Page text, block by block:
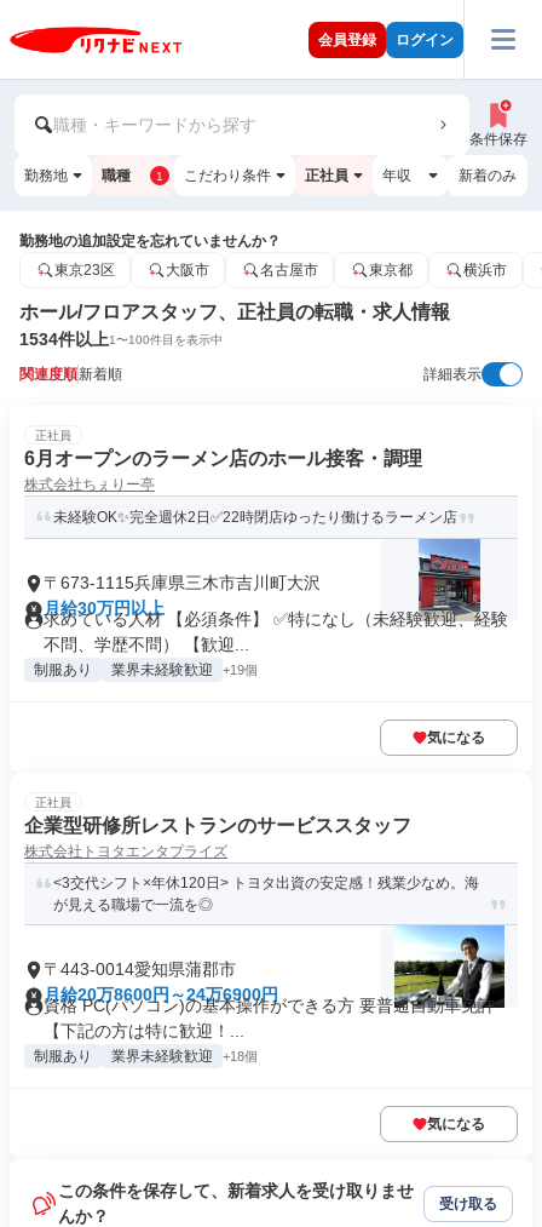
会員登録 ログイン
職種・キーワードから探す
条件保存
勤務地 職種 1 こだわり条件 正社員 年収 新着のみ
勤務地の追加設定を忘れていませんか？
東京23区
大阪市 名古屋市 東京都 横浜市
ホール/フロアスタッフ、正社員の転職・求人情報
1534件以上1〜100件目を表示中
関連度順新着順 詳細表示
正社員
6月オープンのラーメン店のホール接客・調理
株式会社ちぇりー亭
未経験OK✨完全週休2日✅22時閉店ゆったり働けるラーメン店
〒673-1115兵庫県三木市吉川町大沢
月給30万円以上
求めている人材 【必須条件】 ✅特になし（未経験歓迎、経験
不問、学歴不問） 【歓迎...
制服あり 業界未経験歓迎 +19個
気になる
正社員
企業型研修所レストランのサービススタッフ
株式会社トヨタエンタプライズ
<3交代シフト×年休120日> トヨタ出資の安定感！残業少なめ。海
が見える職場で一流を◎
〒443-0014愛知県蒲郡市
月給20万8600円～24万6900円
資格 PC(パソコン)の基本操作ができる方 要普通自動車免許
【下記の方は特に歓迎！...
制服あり 業界未経験歓迎 +18個
気になる
この条件を保存して、新着求人を受け取りませ
んか？
受け取る